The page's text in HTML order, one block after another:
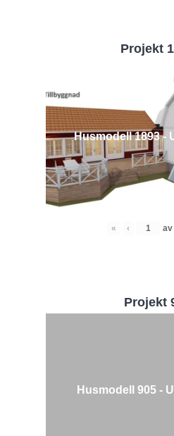
Projekt
Husmodell 1893 -
« ‹ av
Projekt
Husmodell 905 -